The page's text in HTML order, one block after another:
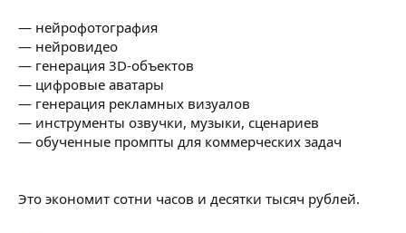
— нейрофотография
— нейровидео
— генерация 3D-объектов
— цифровые аватары
— генерация рекламных визуалов
— инструменты озвучки, музыки, сценариев
— обученные промпты для коммерческих задач
Это экономит сотни часов и десятки тысяч рублей.